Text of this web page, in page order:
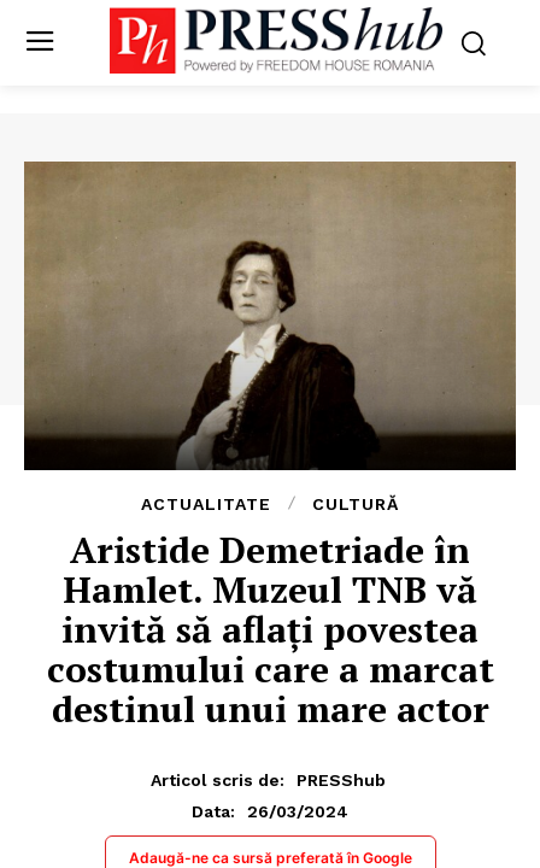
ACTUALITATE CULTURĂ
Aristide Demetriade în
Hamlet. Muzeul TNB vă
invită să aflaţi povestea
costumului care a marcat
destinul unui mare actor
Articol scris de:
PRESShub
Data:
26/03/2024
Adaugă-ne ca sursă preferată în Google